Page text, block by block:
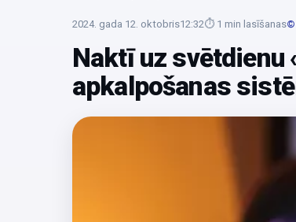
2024. gada 12. oktobris12:32⏱ 1 min lasīšanas©
Naktī uz svētdienu
apkalpošanas